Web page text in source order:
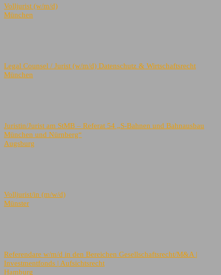
Volljurist (w/m/d)
München
Legal Counsel / Jurist (w/m/d) Datenschutz & Wirtschaftsrecht
München
Juristin/Jurist am StMB – Referat 54 „S-Bahnen und Bahnausbau
München und Nürnberg“
Augsburg
Volljurist/in (m/w/d)
Münster
Referendare w/m/d in den Bereichen Gesellschaftsrecht/M&A |
Investmentfonds | Aufsichtsrecht
Hamburg